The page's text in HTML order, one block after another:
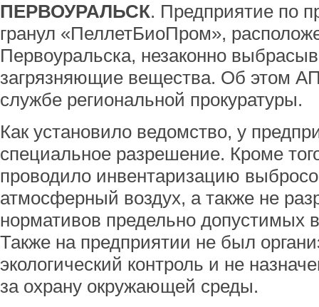
ПЕРВОУРАЛЬСК. Предприятие по
гранул «ПеллетБиоПром»,
Первоуральска, незаконно
загрязняющие вещества. Об этом
службе региональной прокуратуры.
Как установило ведомство, у
специальное разрешение. Кроме
проводило инвентаризацию
атмосферный воздух, а также не
нормативов предельно допустимых
Также на предприятии не был
экологический контроль и не
за охрану окружающей среды.